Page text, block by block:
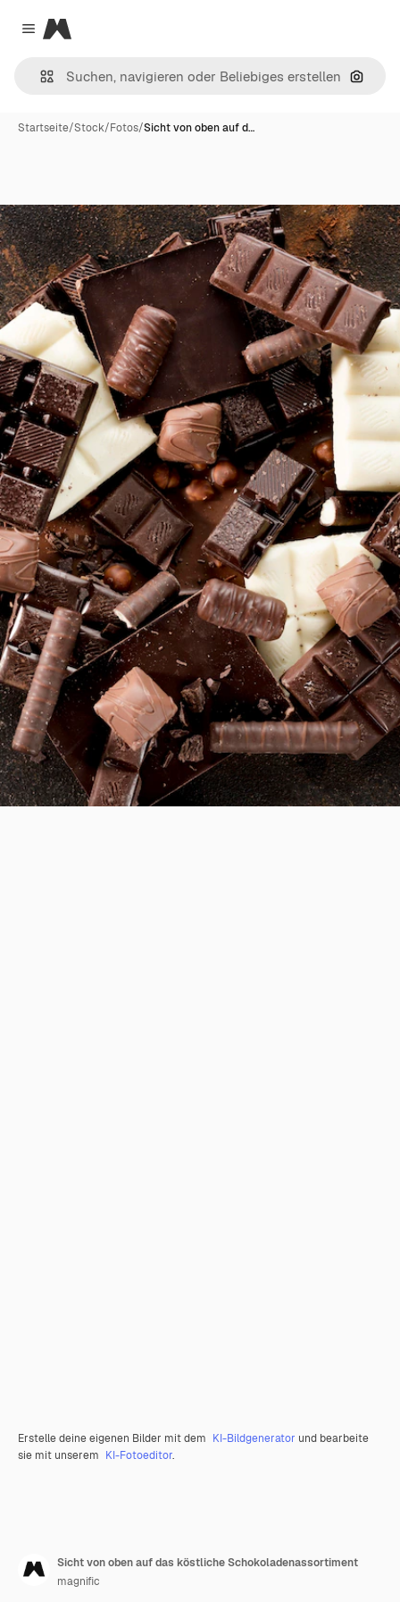
Close menu
Magnific
Nach
Startseite/Stock/Fotos/Sicht von oben auf d…
Erstelle deine eigenen Bilder mit dem KI-Bildgenerator und bearbeite
sie mit unserem KI-Fotoeditor.
Sicht von oben auf das köstliche Schokoladenassortiment
magnific